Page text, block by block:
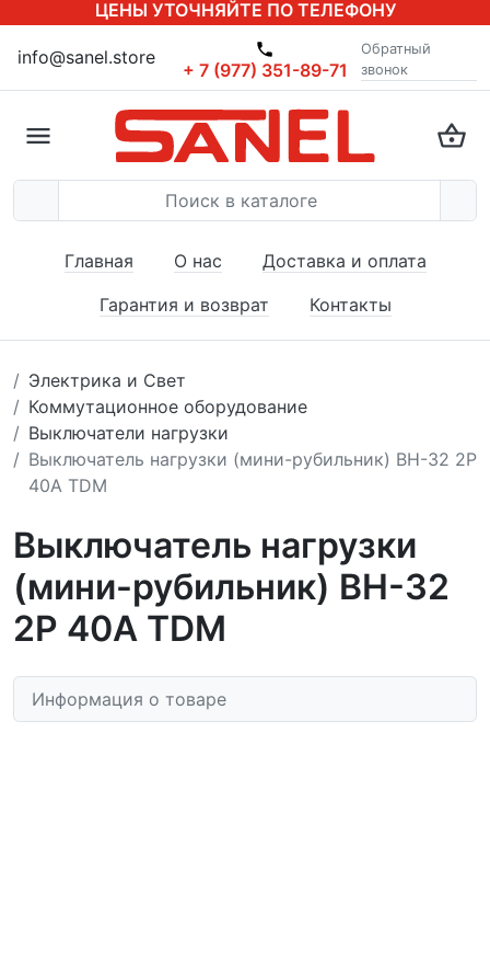
ЦЕНЫ УТОЧНЯЙТЕ ПО ТЕЛЕФОНУ
info@sanel.store
+ 7 (977) 351-89-71
Обратный
звонок
Главная О нас
Доставка и оплата
Гарантия и возврат
Контакты
Электрика и Свет
Коммутационное оборудование
Выключатели нагрузки
Выключатель нагрузки (мини-рубильник) ВН-32 2P
40A TDM
Выключатель нагрузки
(мини-рубильник) ВН-32
2P 40A TDM
Информация о товаре